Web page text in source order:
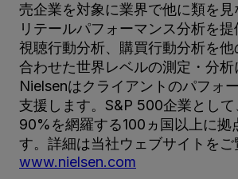
売企業を対象に業界で他に類を
リテールパフォーマンス分析を提
視聴行動分析、購買行動分析を
合わせた世界レベルの測定・分析
Nielsenはクライアントのパフォ
支援します。S&P 500企業とし
90%を網羅する100ヵ国以上に拠
す。詳細は当社ウェブサイトをご
www.nielsen.com